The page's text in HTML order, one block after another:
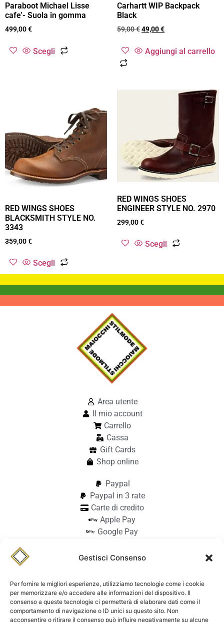
Gestisci Consenso
Per fornire le migliori esperienze, utilizziamo tecnologie come i cookie
per memorizzare e/o accedere alle informazioni del dispositivo. Il
consenso a queste tecnologie ci permetterà di elaborare dati come il
comportamento di navigazione o ID unici su questo sito. Non
acconsentire o ritirare il consenso può influire negativamente su alcune
Paraboot Michael Lisse
cafe’- Suola in gomma
499,00€
Scegli
Carhartt WIP Backpack
Black
59,00€49,00€
Aggiungi al carrello
RED WINGS SHOES
BLACKSMITH STYLE NO.
3343
359,00€
Scegli
RED WINGS SHOES
ENGINEER STYLE NO. 2970
299,00€
Scegli
Area utente
Il mio account
Carrello
Cassa
Gift Cards
Shop online
Paypal
Paypal in 3 rate
Carte di credito
Apple Pay
Google Pay
Pagamento alla consegna
StilmodeMaiocchi
© Stilmode Maiocchi 2026 | P.iva